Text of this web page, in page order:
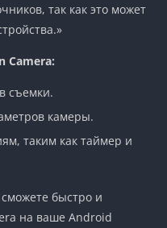
так как это может
Camera:
съемки.
камеры.
таким как таймер и
быстро и
на ваше Android